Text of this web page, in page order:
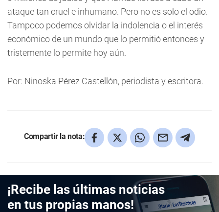
ataque tan cruel e inhumano. Pero no es solo el odio.
Tampoco podemos olvidar la indolencia o el interés
económico de un mundo que lo permitió entonces y
tristemente lo permite hoy aún.
Por: Ninoska Pérez Castellón, periodista y escritora.
Compartir la nota:
¡Recibe las últimas noticias
en tus propias manos!